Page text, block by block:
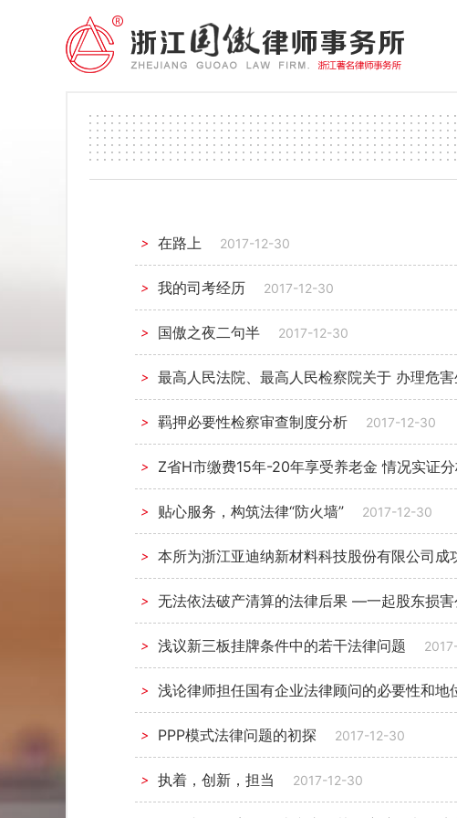
> 在路上 2017-12-30
> 我的司考经历 2017-12-30
> 国傲之夜二句半 2017-12-30
> 最高人民法院、最高人民检察院关于 办理危
> 羁押必要性检察审查制度分析 2017-12-30
> Z省H市缴费15年-20年享受养老金 情况实证
> 贴心服务，构筑法律“防火墙” 2017-12-30
> 本所为浙江亚迪纳新材料科技股份有限公司成
> 无法依法破产清算的法律后果 —一起股东损
> 浅议新三板挂牌条件中的若干法律问题
> 浅论律师担任国有企业法律顾问的必要性和
> PPP模式法律问题的初探 2017-12-30
> 执着，创新，担当 2017-12-30